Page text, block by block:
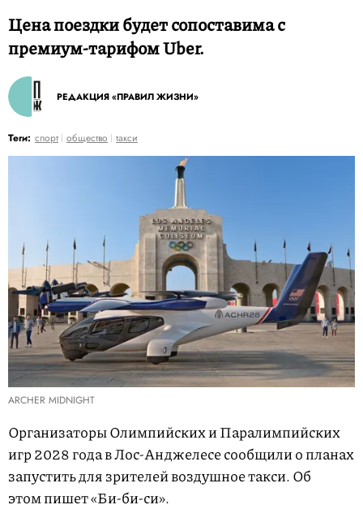
Цена поездки будет сопоставима с
премиум-тарифом Uber.
РЕДАКЦИЯ «ПРАВИЛ ЖИЗНИ»
Теги: спорт общество такси
ARCHER MIDNIGHT
Организаторы Олимпийских и Паралимпийских
игр 2028 года в Лос-Анджелесе сообщили о планах
запустить для зрителей воздушное такси. Об
этом пишет «Би-би-си».